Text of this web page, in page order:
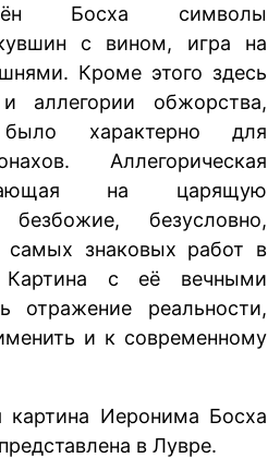
Босха символы
с вином, игра на
Кроме этого здесь
аллегории обжорства,
характерно для
Аллегорическая
на царящую
безусловно,
самых знаковых работ в
Картина с её вечными
реальности,
и к современному
Иеронима Босха
в Лувре.